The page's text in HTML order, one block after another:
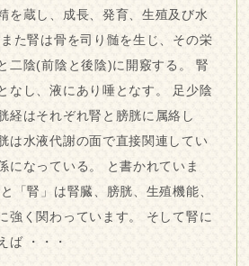
を蔵し、成長、発育、生殖及び水
た腎は骨を司り髄を生じ、その栄
二陰(前陰と後陰)に開竅する。 腎
なし、液にあり唾となす。 足少陰
経はそれぞれ腎と膀胱に属絡し
は水液代謝の面で直接関連してい
になっている。 と書かれていま
「腎」は腎臓、膀胱、生殖機能、
強く関わっています。 そして腎に
ば ・・・